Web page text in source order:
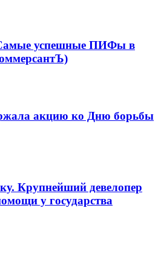
успешные ПИФы в
акцию ко Дню борьбы
Крупнейший девелопер
у государства